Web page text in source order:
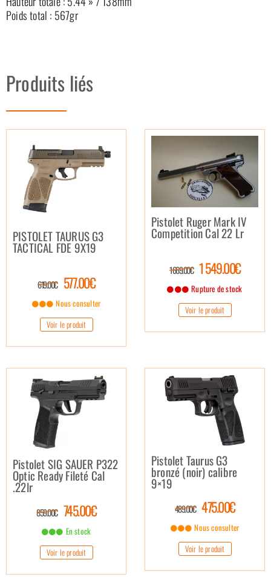
Poids total : 567gr
Produits liés
PISTOLET TAURUS G3
TACTICAL FDE 9X19
619.00€ 577.00€
Nous consulter
Voir le produit
Pistolet Ruger Mark IV
Competition Cal 22 Lr
1 669.00€ 1 549.00€
Rupture de stock
Voir le produit
Pistolet SIG SAUER P322
Optic Ready Fileté Cal
.22lr
859.00€ 745.00€
En stock
Voir le produit
Pistolet Taurus G3
bronzé (noir) calibre
9×19
489.00€ 475.00€
Nous consulter
Voir le produit